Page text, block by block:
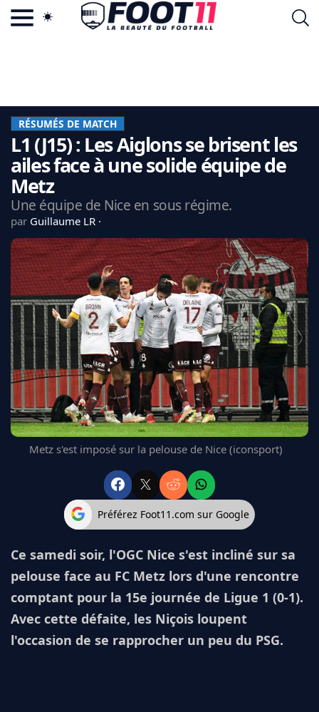
LA CHARTE
VIE PRIVÉE
CGU
CONTACTEZ-NOUS
CDM 2026
EDF
PSG
LIGUE 1
REAL MADRID
FC BARCELONE
MANCHESTER UNITED
CHELSEA
ARSENAL
BAYERN
L'AVIS DE LA RÉDAC'
RÉSUMÉS DE MATCH
L1 (J15) : Les Aiglons se brisent les
ailes face à une solide équipe de
Metz
Une équipe de Nice en sous régime.
par Guillaume LR
Metz s'est imposé sur la pelouse de Nice (iconsport)
Préférez Foot11.com sur Google
Ce samedi soir, l'OGC Nice s'est incliné sur sa
pelouse face au FC Metz lors d'une rencontre
comptant pour la 15e journée de Ligue 1 (0-1).
Avec cette défaite, les Niçois loupent
l'occasion de se rapprocher un peu du PSG.